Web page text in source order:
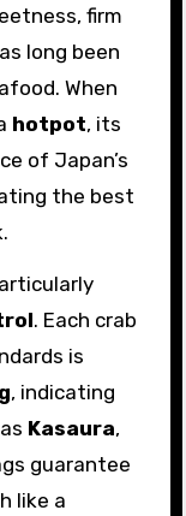
firm
long been
When
hotpot, its
of Japan’s
the best
. Each crab
is
, indicating
Kasaura,
guarantee
like a